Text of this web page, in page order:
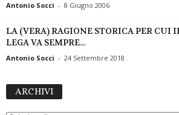
Antonio Socci - 8 Giugno 2006
LA (VERA) RAGIONE STORICA PER CUI
LEGA VA SEMPRE...
Antonio Socci - 24 Settembre 2018
ARCHIVI